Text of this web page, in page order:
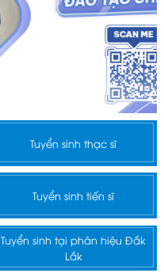
Tuyển sinh thạc sĩ
Tuyển sinh tiến sĩ
Tuyển sinh tại phân hiệu Đắk
Lắk